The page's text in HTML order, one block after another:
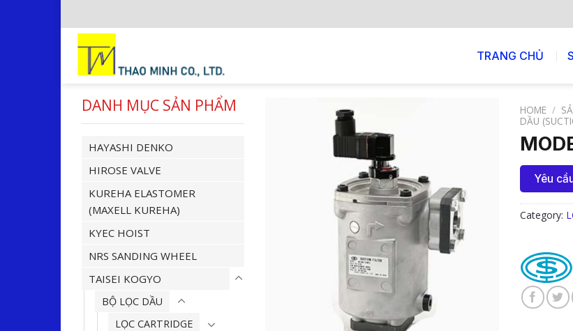
to
content
TRANG CHỦ
DANH MỤC SẢN PHẨM
HAYASHI DENKO
HIROSE VALVE
KUREHA ELASTOMER
(MAXELL KUREHA)
KYEC HOIST
NRS SANDING WHEEL
TAISEI KOGYO
BỘ LỌC DẦU
LỌC CARTRIDGE
HOME /
DẦU
Yêu
Category: